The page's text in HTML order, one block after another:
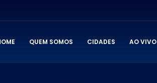
QUEM SOMOS CIDADES AO VIVO